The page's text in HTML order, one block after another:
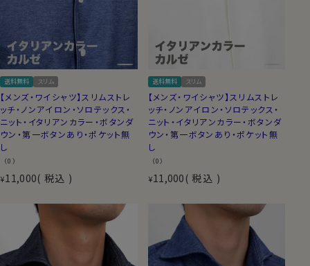
送料無料 スリム
【メンズ・ワイシャツ】スリムストレ
ッチ・ノンアイロン・ソロテックス・
ニット・イタリアンカラー・ボタンダ
ウン・第一ボタンあり・ポケット無
し
（0）
¥11,000 税込
送料無料 スリム
【メンズ・ワイシャツ】スリムストレ
ッチ・ノンアイロン・ソロテックス・
ニット・イタリアンカラー・ボタンダ
ウン・第一ボタンあり・ポケット無
し
（0）
¥11,000 税込